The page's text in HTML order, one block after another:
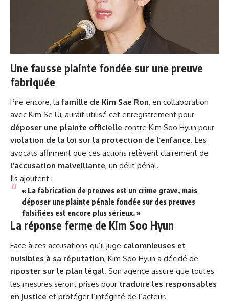
Une fausse plainte fondée sur une preuve
fabriquée
Pire encore, lafamille de Kim Sae Ron, en collaboration
avec Kim Se Ui, aurait utilisé cet enregistrement pour
déposer une plainte officielle contre Kim Soo Hyun pour
violation de la loi sur la protection de l’enfance. Les
avocats affirment que ces actions relèvent clairement de
l’accusation malveillante, un délit pénal.
Ils ajoutent :
« La fabrication de preuves est un crime grave, mais
déposer une plainte pénale fondée sur des preuves
falsifiées est encore plus sérieux. »
La réponse ferme de Kim Soo Hyun
Face à ces accusations qu’il juge calomnieuses et
nuisibles à sa réputation, Kim Soo Hyun a décidé de
riposter sur le plan légal. Son agence assure que toutes
les mesures seront prises pour traduire les responsables
en justice et protéger l’intégrité de l’acteur.